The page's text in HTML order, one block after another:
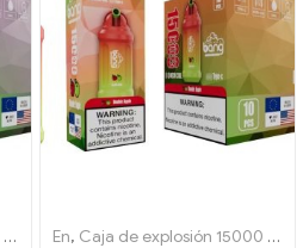
Cigarrillos electrónicos
En, Caja de explosión 15000 Soplo